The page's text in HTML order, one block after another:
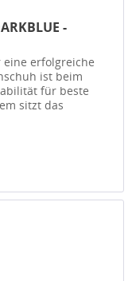
-
eine erfolgreiche
ist beim
für beste
sitzt das